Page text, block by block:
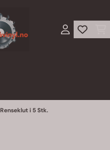
Renseklut i 5 Stk.